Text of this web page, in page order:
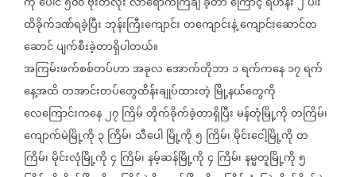
ထိခိုက်ဒဏ်ရခဲ့ပြီး ဘုန်းကြီးကျောင်းတကျောင်းနဲ့ကျောင်းဆောင်တ
ဆောင်ပျက်စီးခဲ့တာရှိပါတယ်။
အကြမ်းဖက်စစ်တပ်ဟာအခုလအောက်တိုဘာ၁ရက်ကနေ၁၇ရက်
နေ့အထိတအာင်းတပ်တွေထိန်းချုပ်ထားတဲ့ မြို့နယ်တွေကို
လေကြောင်းကနေ၂၇ကြိမ်တိုက်ခိုက်ခဲ့တာရှိပြီးမန်တုံမြို့ကိုတကြိမ်၊
ကျောက်မဲမြို့ကို ၃ကြိမ်၊ သီပေါမြို့ကို၅ ကြိမ်၊မိုင်းငေါ့မြို့ကိုတ
ကြိမ်၊မိုင်းလုံမြို့ကို၄ ကြိမ်၊နမ့်ဆန်မြို့ကို၄ ကြိမ်၊နမ္မတူမြို့ကို၅